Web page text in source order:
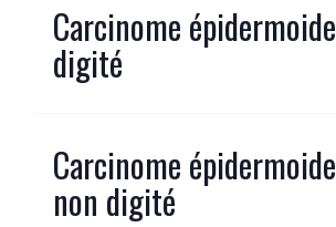
Carcinome épidermoide
digité
Carcinome épidermoide
non digité